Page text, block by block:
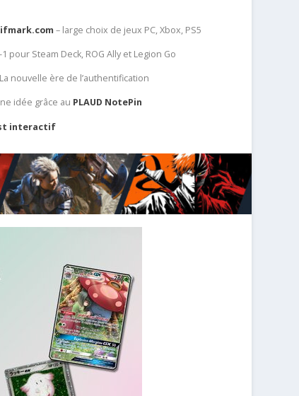
– large choix de jeux PC, Xbox, PS5
pour Steam Deck, ROG Ally et Legion Go
nouvelle ère de l’authentification
idée grâce au PLAUD NotePin
interactif